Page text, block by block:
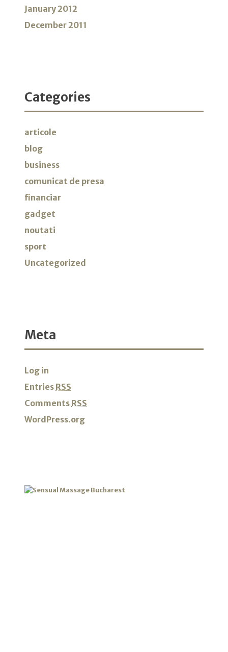
January 2012
December 2011
Categories
articole
blog
business
comunicat de presa
financiar
gadget
noutati
sport
Uncategorized
Meta
Log in
Entries RSS
Comments RSS
WordPress.org